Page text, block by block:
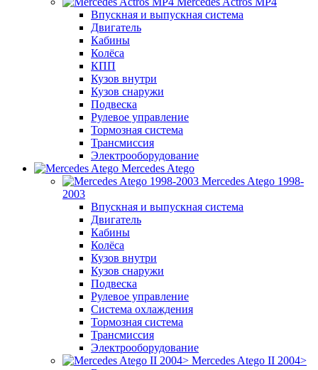
Впускная и выпускная система
Двигатель
Кабины
Колёса
КПП
Кузов внутри
Кузов снаружи
Подвеска
Рулевое управление
Тормозная система
Трансмиссия
Электрооборудование
Mercedes Atego
Mercedes Atego 1998-
2003
Впускная и выпускная система
Двигатель
Кабины
Колёса
Кузов внутри
Кузов снаружи
Подвеска
Рулевое управление
Система охлаждения
Тормозная система
Трансмиссия
Электрооборудование
Mercedes Atego II 2004>